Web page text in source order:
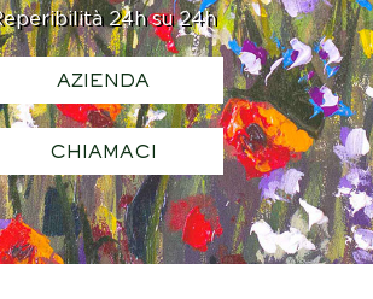
24h su 24h
AZIENDA
CHIAMACI